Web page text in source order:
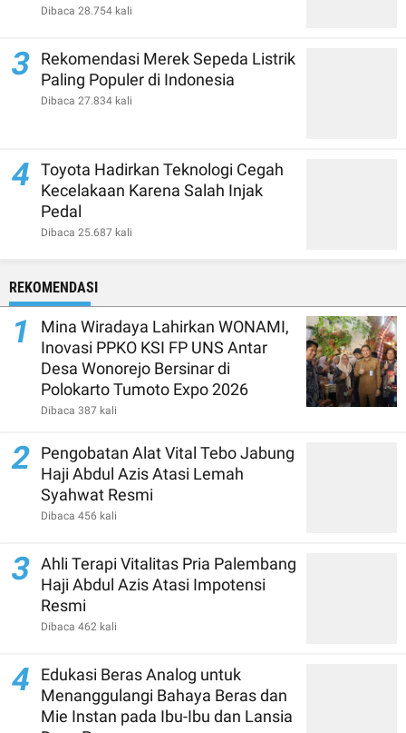
Dibaca 28.754 kali
3
Rekomendasi Merek Sepeda Listrik
Paling Populer di Indonesia
Dibaca 27.834 kali
4
Toyota Hadirkan Teknologi Cegah
Kecelakaan Karena Salah Injak
Pedal
Dibaca 25.687 kali
REKOMENDASI
1
Mina Wiradaya Lahirkan WONAMI,
Inovasi PPKO KSI FP UNS Antar
Desa Wonorejo Bersinar di
Polokarto Tumoto Expo 2026
Dibaca 387 kali
2
Pengobatan Alat Vital Tebo Jabung
Haji Abdul Azis Atasi Lemah
Syahwat Resmi
Dibaca 456 kali
3 Ahli Terapi Vitalitas Pria Palembang
Haji Abdul Azis Atasi Impotensi
Resmi
Dibaca 462 kali
4
Edukasi Beras Analog untuk
Menanggulangi Bahaya Beras dan
Mie Instan pada Ibu-Ibu dan Lansia